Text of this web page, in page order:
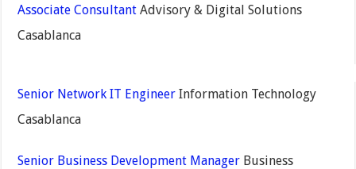
Associate ConsultantAdvisory & Digital Solutions
Casablanca
Senior Network IT EngineerInformation Technology
Casablanca
Senior Business Development ManagerBusiness